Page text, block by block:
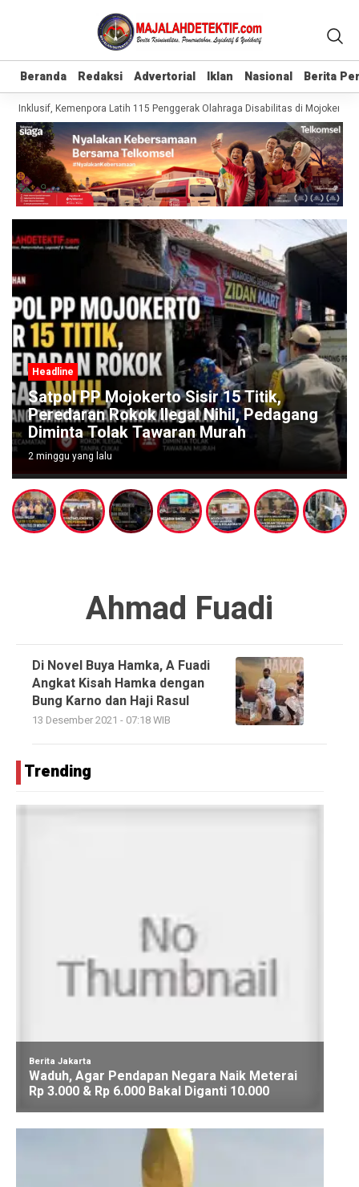
Beranda Redaksi Advertorial Iklan Nasional Berita
Beranda Redaksi Advertorial Iklan Nasional Berita
Inklusif, Kemenpora Latih 115 Penggerak Olahraga Disabilitas di Mojokerto
Headline
Satpol PP Mojokerto Sisir 15 Titik,
Peredaran Rokok Ilegal Nihil, Pedagang
Diminta Tolak Tawaran Murah
2 minggu yang lalu
Ahmad Fuadi
Di Novel Buya Hamka, A Fuadi
Angkat Kisah Hamka dengan
Bung Karno dan Haji Rasul
13 Desember 2021 - 07:18 WIB
Trending